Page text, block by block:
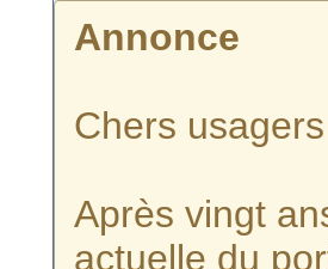
Annonce
Chers
Après vingt
actuelle du